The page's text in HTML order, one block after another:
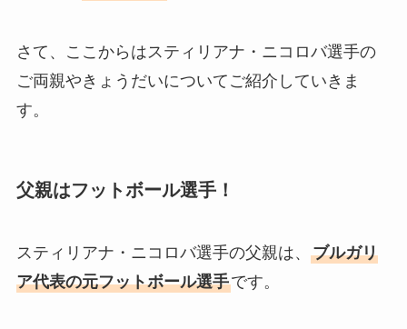
さて、ここからはスティリアナ・ニコロバ選手の
ご両親やきょうだいについてご紹介していきま
す。
父親はフットボール選手！
スティリアナ・ニコロバ選手の父親は、 ブルガリ
ア代表の元フットボール選手です。